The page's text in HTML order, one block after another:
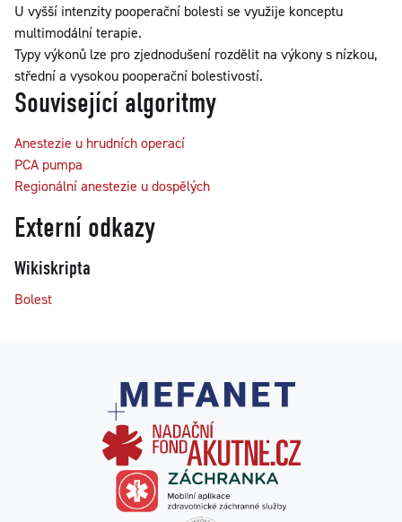
U vyšší intenzity pooperační bolesti se využije konceptu
multimodální terapie.
Typy výkonů lze pro zjednodušení rozdělit na výkony s nízkou,
střední a vysokou pooperační bolestivostí.
Související algoritmy
Anestezie u hrudních operací
PCA pumpa
Regionální anestezie u dospělých
Externí odkazy
Wikiskripta
Bolest